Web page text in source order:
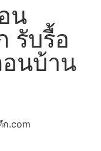
น
รับรื้อ
นบ้าน
ก.com